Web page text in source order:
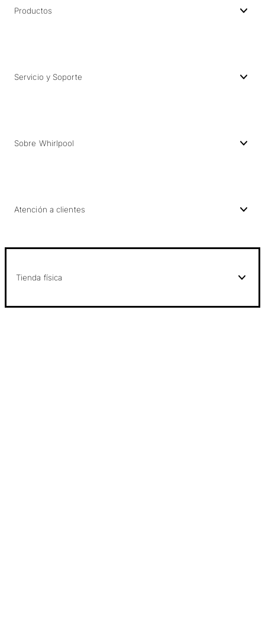
Productos
Servicio y Soporte
Sobre Whirlpool
Atención a clientes
Tienda física